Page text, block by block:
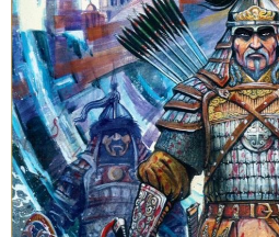
ЭРГЭН
ТОЙРОНД
ЗӨРЧЛИЙН
ХУУЛИЙН
ЭРГЭН
ТОЙРОНД
ЕРӨНХИЙЛӨГЧИЙН
СОНГУУЛЬ-2017